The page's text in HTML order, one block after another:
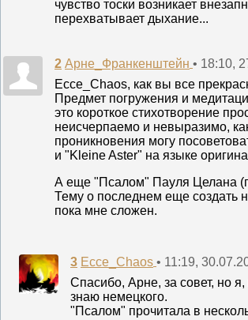
чувство тоски возникает
перехватывает дыхание...
2 Арне_Франкенштейн • 18:10,
Ecce_Chaos, как вы все
Предмет погружения и
это короткое стихотворение
неисчерпаемо и невыразимо,
проникновения могу
и "Kleine Aster" на языке
А еще "Псалом" Пауля Целана
Тему о последнем еще создать
пока мне сложен.
3 Ecce_Chaos • 11:19,
Спасибо, Арне, за совет, но
знаю немецкого.
"Псалом" прочитала в